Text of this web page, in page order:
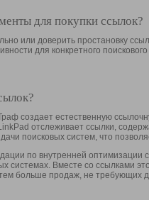
для покупки ссылок?
или доверить простановку
для конкретного
создает естественную
отслеживает ссылки,
поисковых систем, что
по внутренней оптимизации
системах. Вместе со ссылками
больше продаж, не требующих